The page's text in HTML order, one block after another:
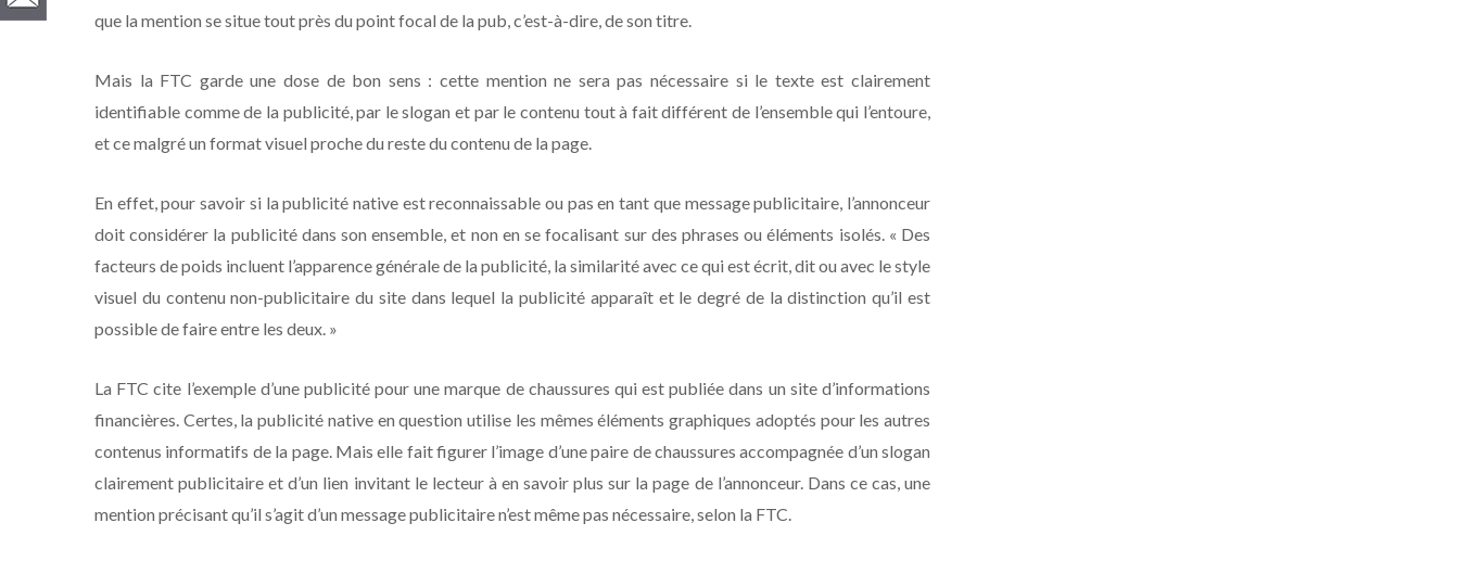
que la mention se situe tout près du point focal de la pub, c’est-à-dire, de son titre.
Mais la FTC garde une dose de bon sens : cette mention ne sera pas nécessaire si le texte est clairement
identifiable comme de la publicité, par le slogan et par le contenu tout à fait différent de l’ensemble qui l’entoure,
et ce malgré un format visuel proche du reste du contenu de la page.
En effet, pour savoir si la publicité native est reconnaissable ou pas en tant que message publicitaire, l’annonceur
doit considérer la publicité dans son ensemble, et non en se focalisant sur des phrases ou éléments isolés. « Des
facteurs de poids incluent l’apparence générale de la publicité, la similarité avec ce qui est écrit, dit ou avec le style
visuel du contenu non-publicitaire du site dans lequel la publicité apparaît et le degré de la distinction qu’il est
possible de faire entre les deux. »
La FTC cite l’exemple d’une publicité pour une marque de chaussures qui est publiée dans un site d’informations
financières. Certes, la publicité native en question utilise les mêmes éléments graphiques adoptés pour les autres
contenus informatifs de la page. Mais elle fait figurer l’image d’une paire de chaussures accompagnée d’un slogan
clairement publicitaire et d’un lien invitant le lecteur à en savoir plus sur la page de l’annonceur. Dans ce cas, une
mention précisant qu’il s’agit d’un message publicitaire n’est même pas nécessaire, selon la FTC.